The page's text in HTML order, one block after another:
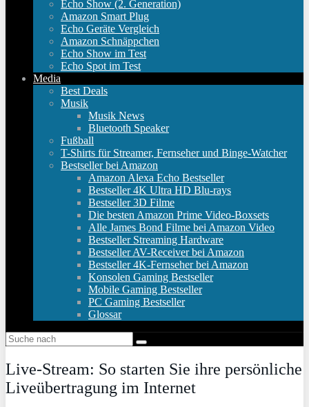
Echo Show (2. Generation)
Amazon Smart Plug
Echo Geräte Vergleich
Amazon Schnäppchen
Echo Show im Test
Echo Spot im Test
Media
Best Deals
Musik
Musik News
Bluetooth Speaker
Fußball
T-Shirts für Streamer, Fernseher und Binge-Watcher
Bestseller bei Amazon
Amazon Alexa Echo Bestseller
Bestseller 4K Ultra HD Blu-rays
Bestseller 3D Filme
Die besten Amazon Prime Video-Boxsets
Alle James Bond Filme bei Amazon Video
Bestseller Streaming Hardware
Bestseller AV-Receiver bei Amazon
Bestseller 4K-Fernseher bei Amazon
Konsolen Gaming Bestseller
Mobile Gaming Bestseller
PC Gaming Bestseller
Glossar
Live-Stream: So starten Sie ihre persönliche
Liveübertragung im Internet